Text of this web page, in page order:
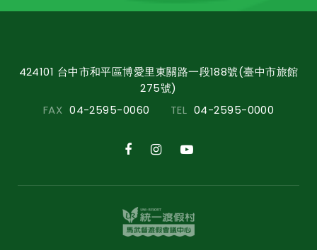
424101 台中市和平區博愛里東關路一段188號(臺中市旅館
275號)
FAX 04-2595-0060 TEL 04-2595-0000